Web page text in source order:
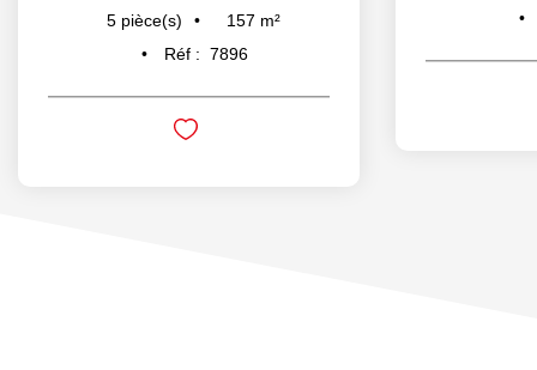
5 pièce(s) 157 m²
Réf : 7896